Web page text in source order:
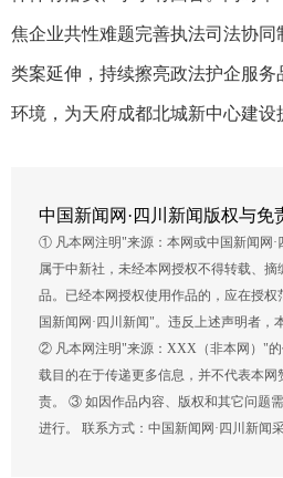
焦企业共性难题完善执法司法协
类案延伸，持续擦亮政法护企服
环境，为天府成都北城新中心建
中国新闻网·四川新闻版权与免
① 凡本网注明"来源：本网或中国新闻网·
属于中新社，未经本网授权不得转载、
品。已经本网授权使用作品的，应在授
国新闻网·四川新闻"。违反上述声明者，
② 凡本网注明"来源：XXX（非本网）"
载目的在于传递更多信息，并不代表本网
责。 ③ 如因作品内容、版权和其它问题
进行。 联系方式：中国新闻网·四川新闻